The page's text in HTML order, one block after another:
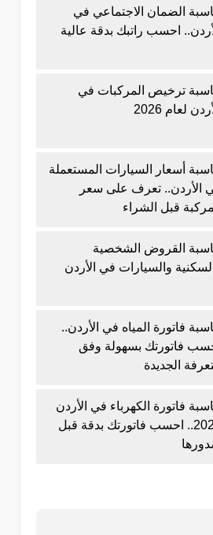
الضمان الاجتماعي في
احسب راتبك بدقة عالية
ترخيص المركبات في
لعام 2026
أسعار السيارات المستعملة
الأردن.. تعرف على سعر
قبل الشراء
القروض الشخصية
والسيارات في الأردن
فاتورة المياه في الأردن..
فاتورتك بسهولة وفق
الجديدة
فاتورة الكهرباء في الأردن
2026.. احسب فاتورتك بدقة قبل